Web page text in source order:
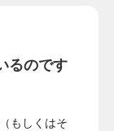
るのです
もしくはそ